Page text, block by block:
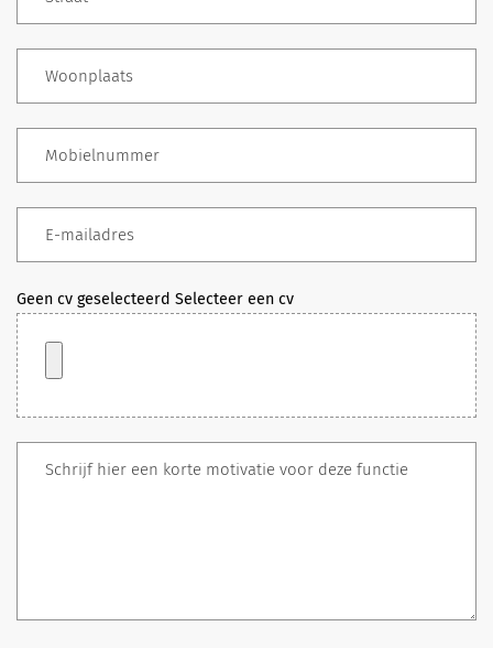
Geen cv geselecteerd Selecteer een cv